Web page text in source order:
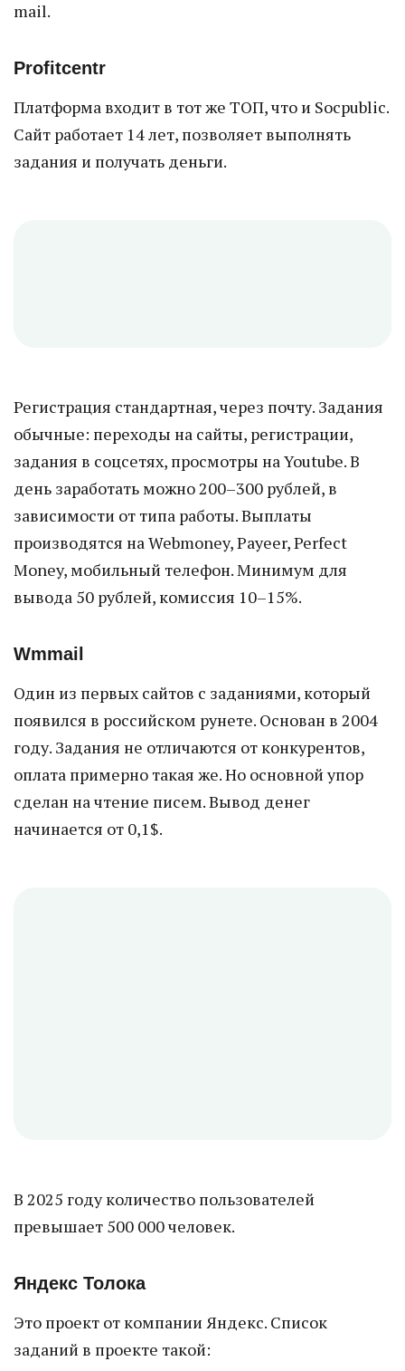
mail.
Profitcentr
Платформа входит в тот же ТОП, что и Socpublic.
Сайт работает 14 лет, позволяет выполнять
задания и получать деньги.
Регистрация стандартная, через почту. Задания
обычные: переходы на сайты, регистрации,
задания в соцсетях, просмотры на Youtube. В
день заработать можно 200–300 рублей, в
зависимости от типа работы. Выплаты
производятся на Webmoney, Payeer, Perfect
Money, мобильный телефон. Минимум для
вывода 50 рублей, комиссия 10–15%.
Wmmail
Один из первых сайтов с заданиями, который
появился в российском рунете. Основан в 2004
году. Задания не отличаются от конкурентов,
оплата примерно такая же. Но основной упор
сделан на чтение писем. Вывод денег
начинается от 0,1$.
В 2025 году количество пользователей
превышает 500 000 человек.
Яндекс Толока
Это проект от компании Яндекс. Список
заданий в проекте такой: